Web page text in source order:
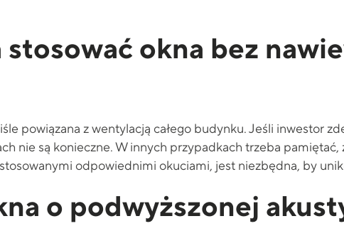
stosować okna bez
powiązana z wentylacją całego budynku. Jeśli inwestor
nie są konieczne. W innych przypadkach trzeba pamiętać,
odpowiednimi okuciami, jest niezbędna, by
o podwyższonej